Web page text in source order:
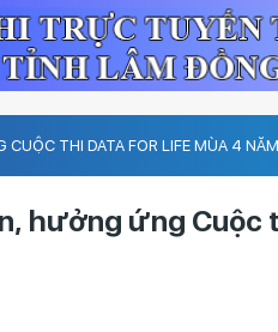
THI DATA FOR LIFE MÙA 4
hưởng ứng Cuộc